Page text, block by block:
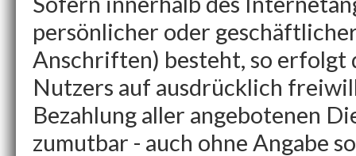
persönlicher oder
Anschriften) besteht, so erfolgt
Nutzers auf ausdrücklich
Bezahlung aller angebotenen
zumutbar - auch ohne Angabe